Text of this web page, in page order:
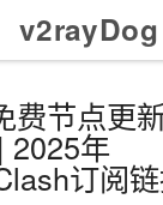
v2rayDog
费节点更
2025年
订阅